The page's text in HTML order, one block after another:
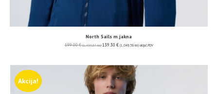
North Sails m.jakna
199.00€ (1,499.37 kn) 139.30 € (1,049.56 kn) uključ. PDV
Akcija!